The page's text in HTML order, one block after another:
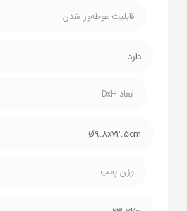
قابلیت غوطه‌ور شدن
دارد
ابعاد DxH
Ø9.8x72.5cm
وزن پمپ